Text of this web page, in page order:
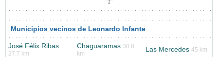
Municipios vecinos de Leonardo Infante
José Félix Ribas
27.7 km
Chaguaramas 30.8
km
Las Mercedes 45 km